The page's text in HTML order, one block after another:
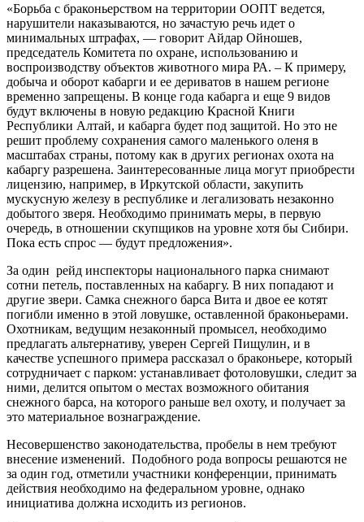
«Борьба с браконьерством на территории ООПТ ведется,
нарушители наказываются, но зачастую речь идет о
минимальных штрафах, — говорит Айдар Ойношев,
председатель Комитета по охране, использованию и
воспроизводству объектов животного мира РА. – К примеру,
добыча и оборот кабарги и ее дериватов в нашем регионе
временно запрещены. В конце года кабарга и еще 9 видов
будут включены в новую редакцию Красной Книги
Республики Алтай, и кабарга будет под защитой. Но это не
решит проблему сохранения самого маленького оленя в
масштабах страны, потому как в других регионах охота на
кабаргу разрешена. Заинтересованные лица могут приобрести
лицензию, например, в Иркутской области, закупить
мускусную железу в республике и легализовать незаконно
добытого зверя. Необходимо принимать меры, в первую
очередь, в отношении скупщиков на уровне хотя бы Сибири.
Пока есть спрос — будут предложения».
За один рейд инспекторы национального парка снимают
сотни петель, поставленных на кабаргу. В них попадают и
другие звери. Самка снежного барса Вита и двое ее котят
погибли именно в этой ловушке, оставленной браконьерами.
Охотникам, ведущим незаконный промысел, необходимо
предлагать альтернативу, уверен Сергей Пищулин, и в
качестве успешного примера рассказал о браконьере, который
сотрудничает с парком: устанавливает фотоловушки, следит за
ними, делится опытом о местах возможного обитания
снежного барса, на которого раньше вел охоту, и получает за
это материальное вознаграждение.
Несовершенство законодательства, пробелы в нем требуют
внесение изменений. Подобного рода вопросы решаются не
за один год, отметили участники конференции, принимать
действия необходимо на федеральном уровне, однако
инициатива должна исходить из регионов.